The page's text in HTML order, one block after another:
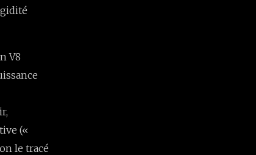
V8
(«
le tracé